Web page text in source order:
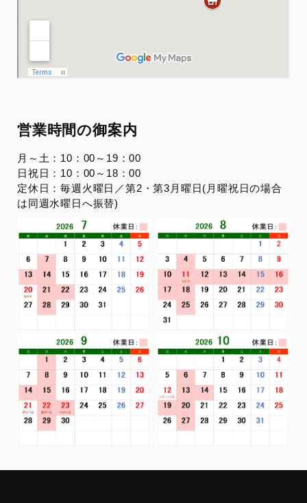
営業時間の御案内
月～土：10：00～19：00
日祝日：10：00～18：00
定休日：毎週火曜日／第2・第3月曜日(月曜祝日の場合
は同週水曜日へ振替)